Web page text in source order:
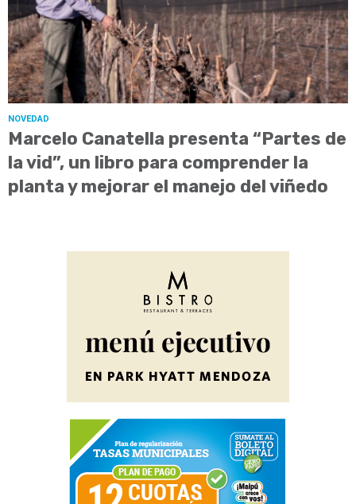
NOVEDAD
Marcelo Canatella presenta “Partes de
la vid”, un libro para comprender la
planta y mejorar el manejo del viñedo